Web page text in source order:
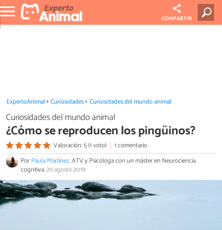
COMPARTIR
ExpertoAnimal Curiosidades Curiosidades del mundo animal
Curiosidades del mundo animal
¿Cómo se reproducen los pingüinos?
Valoración: 5 (1 voto)
1 comentario
PorPaula Martínez, ATV y Psicóloga con un máster en Neurociencia
cognitiva.29 agosto 2019